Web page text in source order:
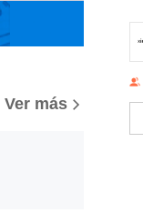
Ver más